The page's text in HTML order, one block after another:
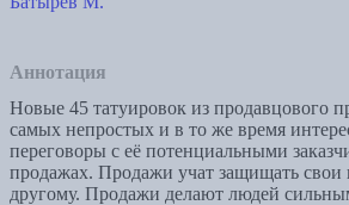
Аннотация
Новые 45 татуировок из продавцового
самых непростых и в то же время
переговоры с её потенциальными
продажах. Продажи учат защищать свои
другому. Продажи делают людей